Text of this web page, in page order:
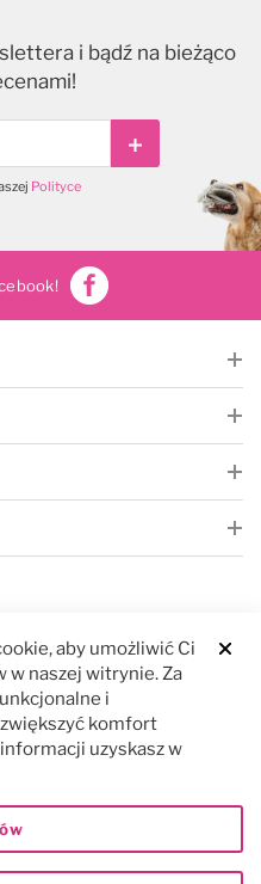
i bądź na bieżąco
Subskrybuj
Polityce
aby umożliwić Ci
w naszej witrynie. Za
i
komfort
uzyskasz w